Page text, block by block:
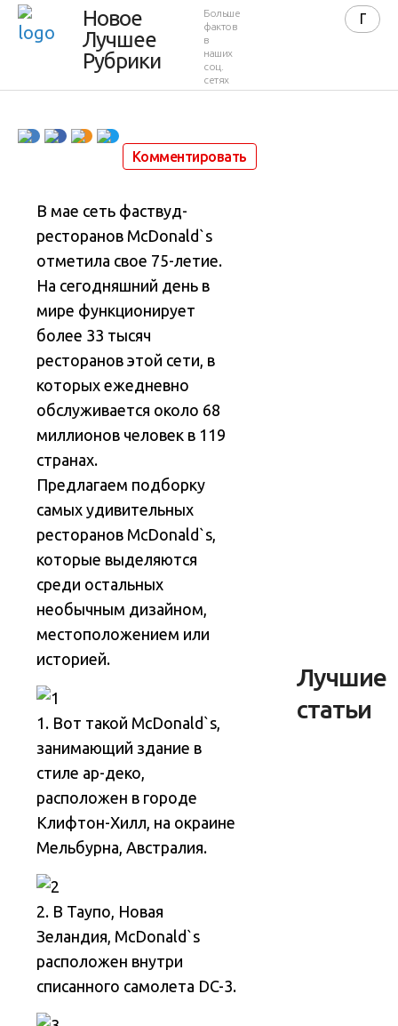
Новое
Лучшее
Рубрики
Больше
фактов
в
наших
соц.
сетях
рестораны
McDonald`s
Комментировать
В мае сеть фаствуд-
ресторанов McDonald`s
отметила свое 75-летие.
На сегодняшний день в
мире функционирует
более 33 тысяч
ресторанов этой сети, в
которых ежедневно
обслуживается около 68
миллионов человек в 119
странах.
Предлагаем подборку
самых удивительных
ресторанов McDonald`s,
которые выделяются
среди остальных
необычным дизайном,
местоположением или
историей.
1. Вот такой McDonald`s,
занимающий здание в
стиле ар-деко,
расположен в городе
Клифтон-Хилл, на окраине
Мельбурна, Австралия.
2. В Таупо, Новая
Зеландия, McDonald`s
расположен внутри
списанного самолета DC-3.
Лучшие
статьи